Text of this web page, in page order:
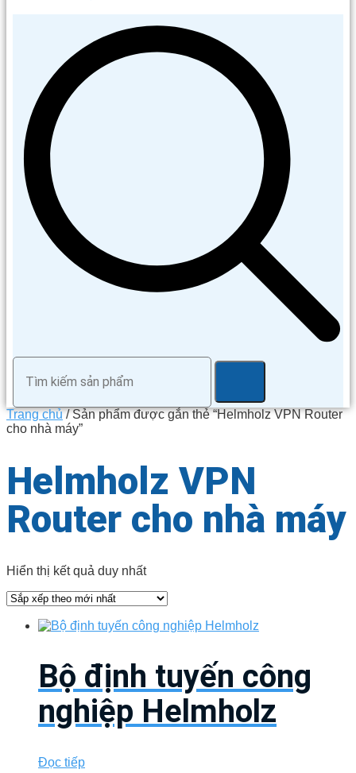
Trang chủ/ Sản phẩm được gắn thẻ “Helmholz VPN Router
cho nhà máy”
Helmholz VPN
Router cho nhà máy
Hiển thị kết quả duy nhất
Bộ định tuyến công
nghiệp Helmholz
Đọc tiếp